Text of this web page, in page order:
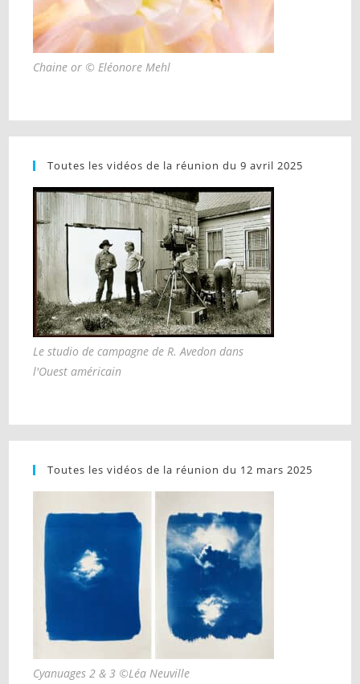
Chaine or © Eléonore Mehl
Toutes les vidéos de la réunion du 9 avril 2025
Le studio de campagne de R. Avedon dans
l'Ouest américain
Toutes les vidéos de la réunion du 12 mars 2025
Cyanuages 2 & 3 ©Léa Neuville